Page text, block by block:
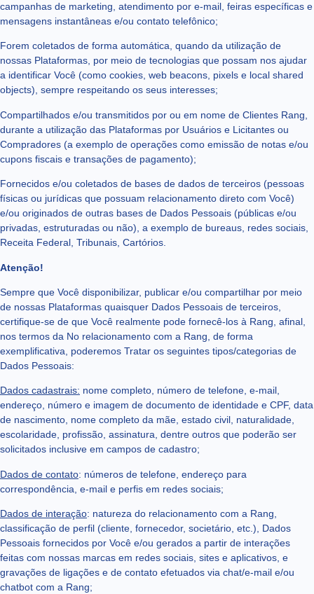
campanhas de marketing, atendimento por e-mail, feiras específicas e
mensagens instantâneas e/ou contato telefônico;
Forem coletados de forma automática, quando da utilização de
nossas Plataformas, por meio de tecnologias que possam nos ajudar
a identificar Você (como cookies, web beacons, pixels e local shared
objects), sempre respeitando os seus interesses;
Compartilhados e/ou transmitidos por ou em nome de Clientes Rang,
durante a utilização das Plataformas por Usuários e Licitantes ou
Compradores (a exemplo de operações como emissão de notas e/ou
cupons fiscais e transações de pagamento);
Fornecidos e/ou coletados de bases de dados de terceiros (pessoas
físicas ou jurídicas que possuam relacionamento direto com Você)
e/ou originados de outras bases de Dados Pessoais (públicas e/ou
privadas, estruturadas ou não), a exemplo de bureaus, redes sociais,
Receita Federal, Tribunais, Cartórios.
Atenção!
Sempre que Você disponibilizar, publicar e/ou compartilhar por meio
de nossas Plataformas quaisquer Dados Pessoais de terceiros,
certifique-se de que Você realmente pode fornecê-los à Rang, afinal,
nos termos da No relacionamento com a Rang, de forma
exemplificativa, poderemos Tratar os seguintes tipos/categorias de
Dados Pessoais:
Dados cadastrais: nome completo, número de telefone, e-mail,
endereço, número e imagem de documento de identidade e CPF, data
de nascimento, nome completo da mãe, estado civil, naturalidade,
escolaridade, profissão, assinatura, dentre outros que poderão ser
solicitados inclusive em campos de cadastro;
Dados de contato: números de telefone, endereço para
correspondência, e-mail e perfis em redes sociais;
Dados de interação: natureza do relacionamento com a Rang,
classificação de perfil (cliente, fornecedor, societário, etc.), Dados
Pessoais fornecidos por Você e/ou gerados a partir de interações
feitas com nossas marcas em redes sociais, sites e aplicativos, e
gravações de ligações e de contato efetuados via chat/e-mail e/ou
chatbot com a Rang;